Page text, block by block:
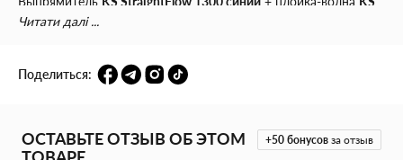
SMART 3in1 (18–25 мм)
идеально гладкие волосы или эффектные волны разного
Всё необходимое для безупречной укладки в одном наборе.
Читати далі ...
Поделиться:
+50 бонусов за отзыв
ОСТАВЬТЕ ОТЗЫВ ОБ ЭТОМ